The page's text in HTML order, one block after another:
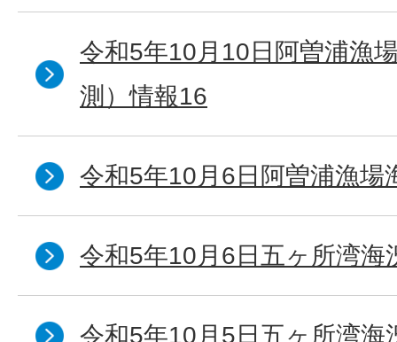
令和5年10月10日阿曽浦漁
測）情報16
令和5年10月6日阿曽浦漁場
令和5年10月6日五ヶ所湾海
令和5年10月5日五ヶ所湾海